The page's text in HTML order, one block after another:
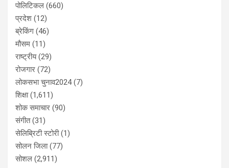
पोलिटिकल (660)
प्रदेश (12)
ब्रेकिंग (46)
मौसम (11)
राष्ट्रीय(29)
रोजगार (72)
लोकसभा चुनाव2024(7)
शिक्षा(1,611)
शोक समाचार (90)
संगीत(31)
सेलिब्रिटी स्टोरी(1)
सोलन जिला(77)
सोशल (2,911)